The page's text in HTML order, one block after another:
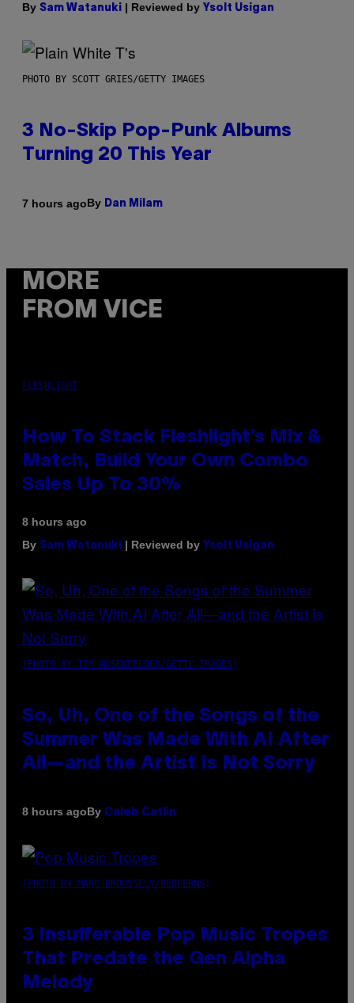
By Sam Watanuki | Reviewed by Ysolt Usigan
PHOTO BY SCOTT GRIES/GETTY IMAGES
3 No-Skip Pop-Punk Albums
Turning 20 This Year
7 hours agoBy Dan Milam
MORE
FROM VICE
FLESHLIGHT
How To Stack Fleshlight’s Mix &
Match, Build Your Own Combo
Sales Up To 30%
8 hours ago
By Sam Watanuki | Reviewed by Ysolt Usigan
(PHOTO BY TIM MOSENFELDER/GETTY IMAGES)
So, Uh, One of the Songs of the
Summer Was Made With AI After
All—and the Artist Is Not Sorry
8 hours agoBy Caleb Catlin
(PHOTO BY MARC BROUSSELY/REDFERNS)
3 Insufferable Pop Music Tropes
That Predate the Gen Alpha
Melody